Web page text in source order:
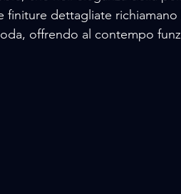
dettagliate richiamano
offrendo al contempo